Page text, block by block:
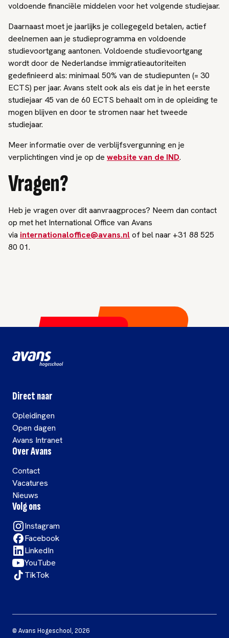
voldoende financiële middelen voor het volgende studiejaar.
Daarnaast moet je jaarlijks je collegegeld betalen, actief
deelnemen aan je studieprogramma en voldoende
studievoortgang aantonen. Voldoende studievoortgang
wordt door de Nederlandse immigratieautoriteiten
gedefinieerd als: minimaal 50% van de studiepunten (= 30
ECTS) per jaar. Avans stelt ook als eis dat je in het eerste
studiejaar 45 van de 60 ECTS behaalt om in de opleiding te
mogen blijven en door te stromen naar het tweede
studiejaar.
Meer informatie over de verblijfsvergunning en je
verplichtingen vind je op de website van de IND.
Vragen?
Heb je vragen over dit aanvraagproces? Neem dan contact
op met het International Office van Avans
via internationaloffice@avans.nlof bel naar +31 88 525
80 01.
Direct naar
Opleidingen
Open dagen
Avans Intranet
Over Avans
Contact
Vacatures
Nieuws
Volg ons
Instagram
Facebook
LinkedIn
YouTube
TikTok
© Avans Hogeschool,2026